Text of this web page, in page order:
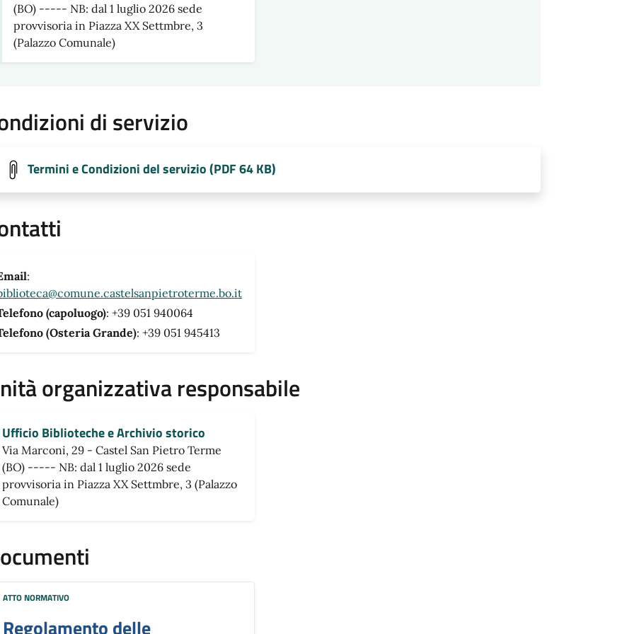
(BO) ----- NB: dal 1 luglio 2026 sede
provvisoria in Piazza XX Settmbre, 3
(Palazzo Comunale)
di servizio
Termini e Condizioni del servizio (PDF 64 KB)
:
(capoluogo): +39 051 940064
(Osteria Grande): +39 051 945413
organizzativa responsabile
Ufficio Biblioteche e Archivio storico
Via Marconi, 29 - Castel San Pietro Terme
(BO) ----- NB: dal 1 luglio 2026 sede
provvisoria in Piazza XX Settmbre, 3 (Palazzo
Comunale)
ATTO NORMATIVO
Regolamento delle